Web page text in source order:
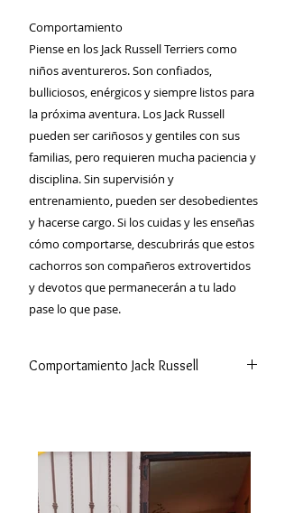
Comportamiento
Piense en los Jack Russell Terriers como
niños aventureros. Son confiados,
bulliciosos, enérgicos y siempre listos para
la próxima aventura. Los Jack Russell
pueden ser cariñosos y gentiles con sus
familias, pero requieren mucha paciencia y
disciplina. Sin supervisión y
entrenamiento, pueden ser desobedientes
y hacerse cargo. Si los cuidas y les enseñas
cómo comportarse, descubrirás que estos
cachorros son compañeros extrovertidos
y devotos que permanecerán a tu lado
pase lo que pase.
Comportamiento Jack Russell
determinación de su familia .